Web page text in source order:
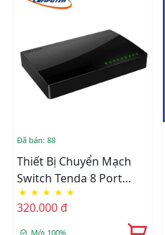
Đã bán: 88
Thiết Bị Chuyển Mạch
Switch Tenda 8 Port
SG108-1G
★ ★ ★ ★ ★
320.000 đ
Mới 100%